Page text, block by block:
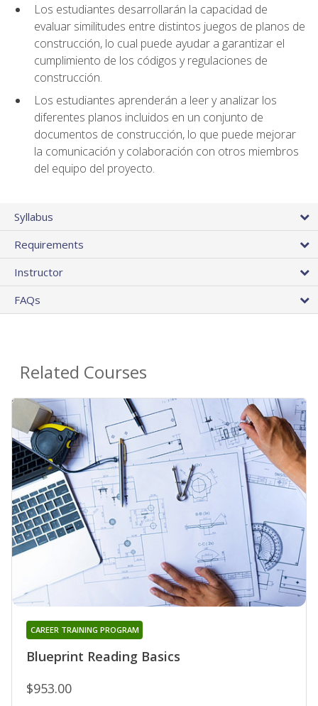
Los estudiantes desarrollarán la capacidad de
evaluar similitudes entre distintos juegos de planos de
construcción, lo cual puede ayudar a garantizar el
cumplimiento de los códigos y regulaciones de
construcción.
Los estudiantes aprenderán a leer y analizar los
diferentes planos incluidos en un conjunto de
documentos de construcción, lo que puede mejorar
la comunicación y colaboración con otros miembros
del equipo del proyecto.
Syllabus
Requirements
Instructor
FAQs
Related Courses
Blueprint Reading Basics
CAREER TRAINING PROGRAM
$953.00